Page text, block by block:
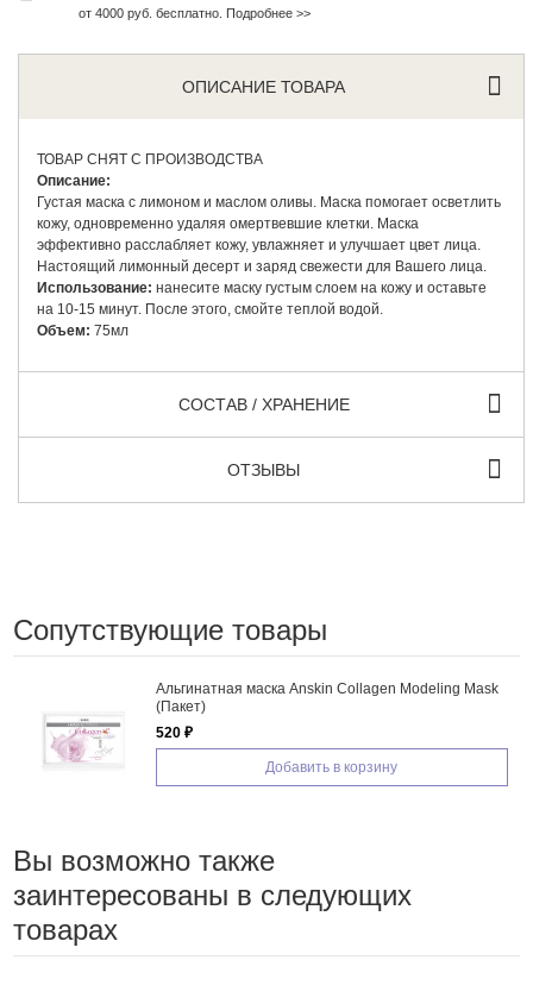
от 4000 руб. бесплатно. Подробнее >>
ОПИСАНИЕ ТОВАРА
ТОВАР СНЯТ С ПРОИЗВОДСТВА
Описание:
Густая маска с лимоном и маслом оливы. Маска помогает осветлить
кожу, одновременно удаляя омертвевшие клетки. Маска
эффективно расслабляет кожу, увлажняет и улучшает цвет лица.
Настоящий лимонный десерт и заряд свежести для Вашего лица.
Использование: нанесите маску густым слоем на кожу и оставьте
на 10-15 минут. После этого, смойте теплой водой.
Объем: 75мл
СОСТАВ / ХРАНЕНИЕ
ОТЗЫВЫ
Сопутствующие товары
Альгинатная маска Anskin Collagen Modeling Mask
(Пакет)
520 ₽
Добавить в корзину
Вы возможно также
заинтересованы в следующих
товарах